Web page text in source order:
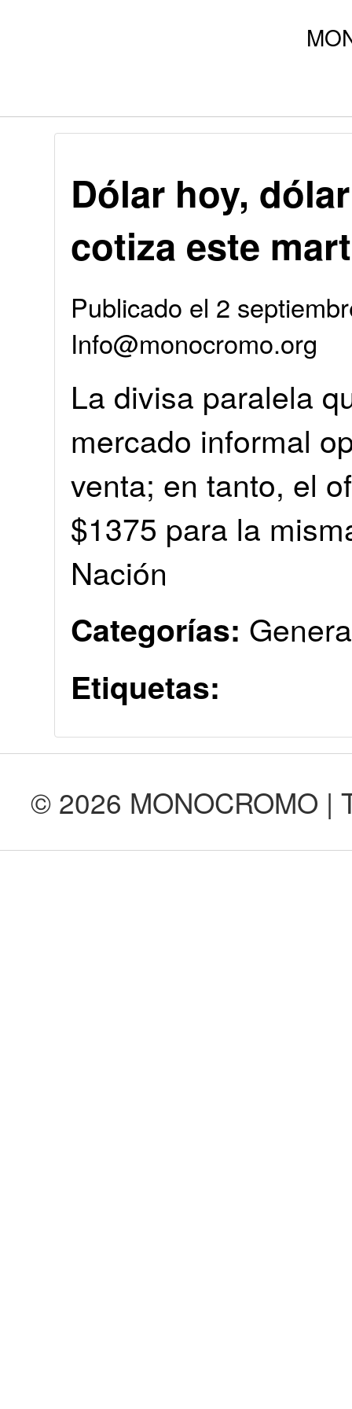
Dólar hoy,
cotiza este
Publicado el 2
Info@monocromo.org
La divisa paralela
mercado informal
venta; en tanto, el
$1375 para la
Nación
Categorías:
Etiquetas:
© 2026 MONOCROMO |